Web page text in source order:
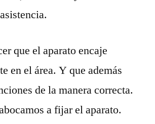
que el aparato encaje
en el área. Y que además
de la manera correcta.
a fijar el aparato.